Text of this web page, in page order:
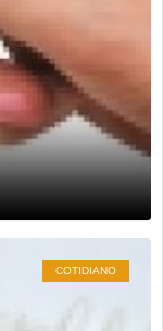
COTIDIANO